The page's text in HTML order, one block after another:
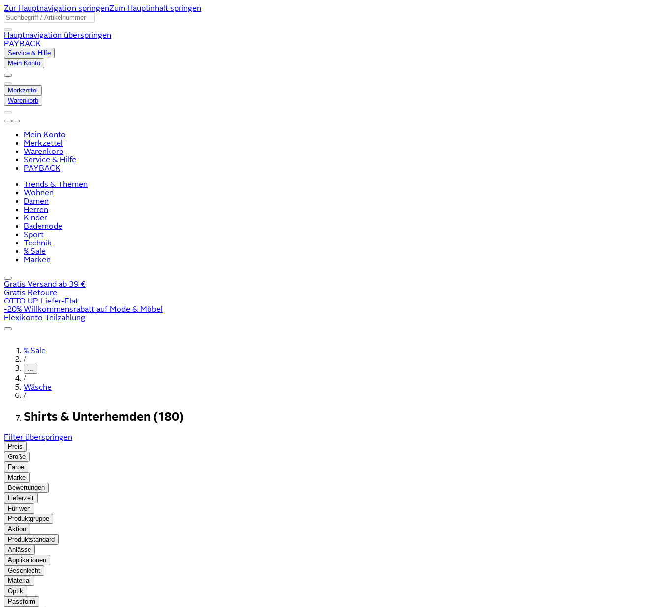
Zur Hauptnavigation springenZum Hauptinhalt springen
Hauptnavigation überspringen
PAYBACK
Service & Hilfe
Mein Konto
Merkzettel
Warenkorb
Mein Konto
Merkzettel
Warenkorb
Service & Hilfe
PAYBACK
Trends & Themen
Wohnen
Damen
Herren
Kinder
Bademode
Sport
Technik
% Sale
Marken
Gratis Versand ab 39 €
Gratis Retoure
OTTO UP Liefer-Flat
-20% Willkommensrabatt auf Mode & Möbel
Flexikonto Teilzahlung
% Sale
/
...
/
Wäsche
/
Shirts & Unterhemden (180)
Filter überspringen
Preis
Größe
Farbe
Marke
Bewertungen
Lieferzeit
Für wen
Produktgruppe
Aktion
Produktstandard
Anlässe
Applikationen
Geschlecht
Material
Optik
Passform